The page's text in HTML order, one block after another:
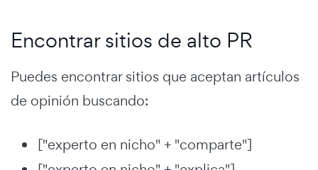
Encontrar sitios de alto PR
Puedes encontrar sitios que aceptan artículos
de opinión buscando:
["experto en nicho" + "comparte"]